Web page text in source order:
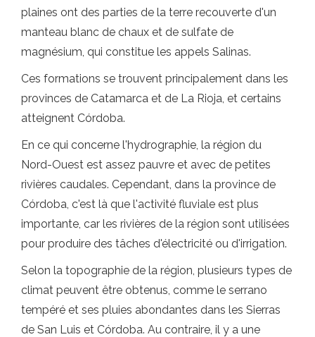
plaines ont des parties de la terre recouverte d'un
manteau blanc de chaux et de sulfate de
magnésium, qui constitue les appels Salinas.
Ces formations se trouvent principalement dans les
provinces de Catamarca et de La Rioja, et certains
atteignent Córdoba.
En ce qui concerne l'hydrographie, la région du
Nord-Ouest est assez pauvre et avec de petites
rivières caudales. Cependant, dans la province de
Córdoba, c'est là que l'activité fluviale est plus
importante, car les rivières de la région sont utilisées
pour produire des tâches d'électricité ou d'irrigation.
Selon la topographie de la région, plusieurs types de
climat peuvent être obtenus, comme le serrano
tempéré et ses pluies abondantes dans les Sierras
de San Luis et Córdoba. Au contraire, il y a une